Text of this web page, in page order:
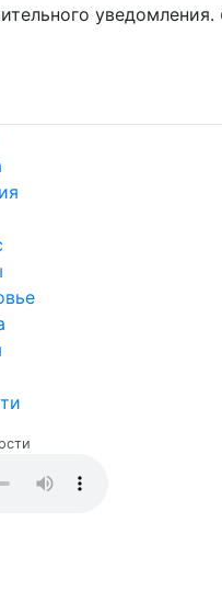
уведомления.